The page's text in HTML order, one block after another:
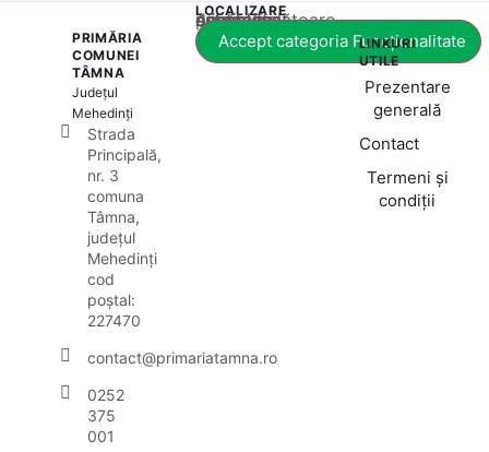
PRIMĂRIA
COMUNEI
TÂMNA
Județul
Mehedinți
Strada
Principală,
nr. 3
comuna
Tâmna,
județul
Mehedinți
cod
poștal:
227470
contact@primariatamna.ro
0252
375
001
LOCALIZARE
Acest conținut este blocat până când acceptați categoria corespunzătoare de cookie-uri.
Accept categoria Funcționalitate
LINKURI
UTILE
Prezentare
generală
Contact
Termeni și
condiții